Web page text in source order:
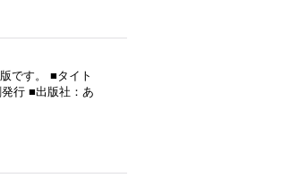
です。 ■タイト
行 ■出版社：あ